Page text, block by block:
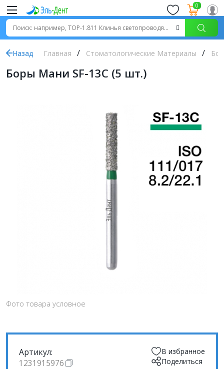
0
Назад Главная Стоматологические Материалы
Боры Мани SF-13C (5 шт.)
Фото товара условное
Артикул:
1231915976
В избранное
Поделиться